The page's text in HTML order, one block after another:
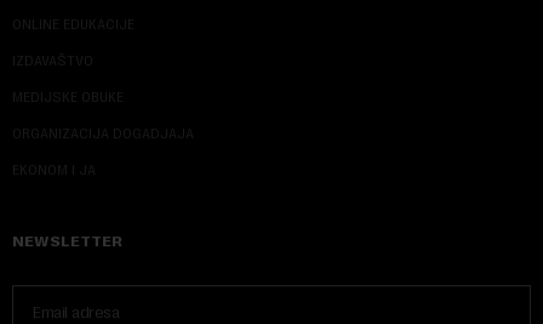
ONLINE EDUKACIJE
IZDAVAŠTVO
MEDIJSKE OBUKE
ORGANIZACIJA DOGADJAJA
EKONOM I JA
NEWSLETTER